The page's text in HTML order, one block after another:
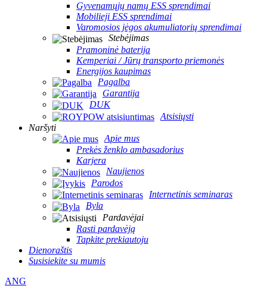
Gyvenamųjų namų ESS sprendimai
Mobilieji ESS sprendimai
Varomosios jėgos akumuliatorių sprendimai
Stebėjimas
Pramoninė baterija
Kemperiai / Jūrų transporto priemonės
Energijos kaupimas
Pagalba
Garantija
DUK
Atsisiųsti
Naršyti
Apie mus
Prekės ženklo ambasadorius
Karjera
Naujienos
Parodos
Internetinis seminaras
Byla
Pardavėjai
Rasti pardavėją
Tapkite prekiautoju
Dienoraštis
Susisiekite su mumis
ANG